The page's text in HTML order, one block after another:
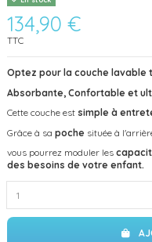
134,90 €
TTC
Optez pour la couche lavable
Absorbante, Confortable et
Cette couche est simple à
Grâce à sa poche située à
vous pourrez moduler les
des besoins de votre enfant.